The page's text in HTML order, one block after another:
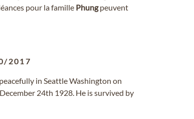
pour la famille Phungpeuvent
2017
in Seattle Washington on
24th 1928. He is survived by